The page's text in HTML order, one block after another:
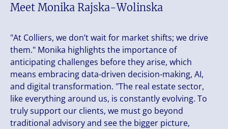
Meet Monika Rajska-Wolinska
"At Colliers, we don’t wait for market shifts; we drive
them." Monika highlights the importance of
anticipating challenges before they arise, which
means embracing data-driven decision-making, AI,
and digital transformation. "The real estate sector,
like everything around us, is constantly evolving. To
truly support our clients, we must go beyond
traditional advisory and see the bigger picture,